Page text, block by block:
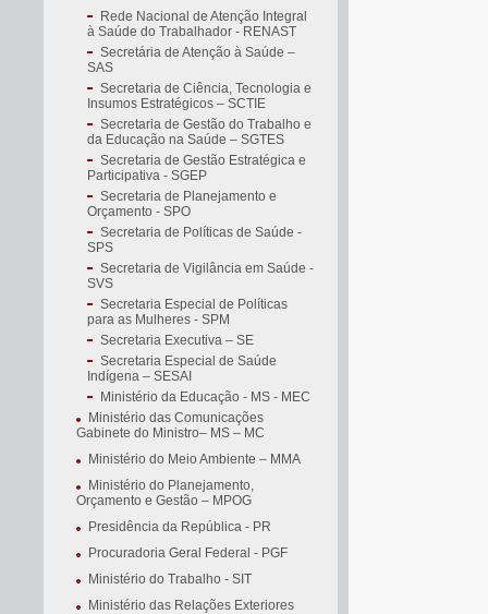
Rede Nacional de Atenção Integral
à Saúde do Trabalhador - RENAST
Secretária de Atenção à Saúde –
SAS
Secretaria de Ciência, Tecnologia e
Insumos Estratégicos – SCTIE
Secretaria de Gestão do Trabalho e
da Educação na Saúde – SGTES
Secretaria de Gestão Estratégica e
Participativa - SGEP
Secretaria de Planejamento e
Orçamento - SPO
Secretaria de Políticas de Saúde -
SPS
Secretaria de Vigilância em Saúde -
SVS
Secretaria Especial de Políticas
para as Mulheres - SPM
Secretaria Executiva – SE
Secretaria Especial de Saúde
Indígena – SESAI
Ministério da Educação - MS - MEC
Ministério das Comunicações
Gabinete do Ministro– MS – MC
Ministério do Meio Ambiente – MMA
Ministério do Planejamento,
Orçamento e Gestão – MPOG
Presidência da República - PR
Procuradoria Geral Federal - PGF
Ministério do Trabalho - SIT
Ministério das Relações Exteriores